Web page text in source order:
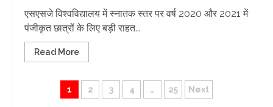
एसएसजे विश्वविद्यालय में स्नातक स्तर पर वर्ष 2020 और 2021 में
पंजीकृत छात्रों के लिए बड़ी राहत...
Read More
Posts
1 2 3 4 … 25 Next